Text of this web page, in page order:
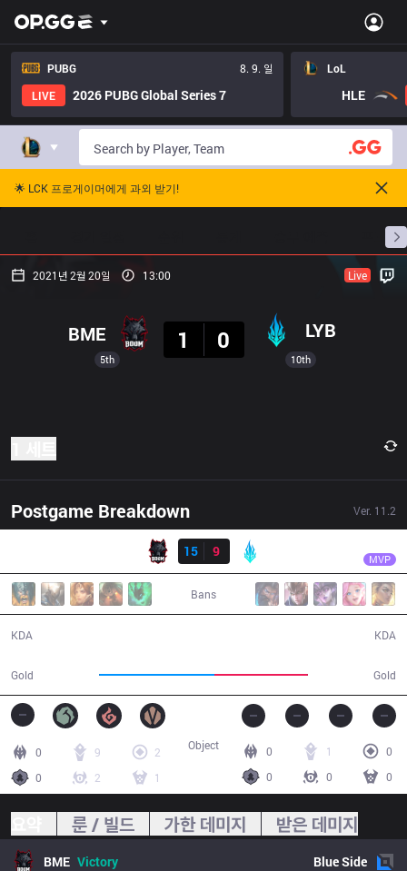
PUBG
8. 9. 일
LIVE
2026 PUBG Global Series 7
LoL
HLE
🌟 LCK 프로게이머에게 과외 받기!
프로빌
2021년 2월 20일 13:00 Live
5th
BME
1
0 LYB
10th
Postgame Breakdown Ver. 11.2
15
9 MVP
Bans
KDA
Gold Gold
KDA
0 9
2
0
2 1
0 1
0
0
0 0
Object
룬 / 빌드 가한 데미지 받은 데미지
BME Victory BlueSide